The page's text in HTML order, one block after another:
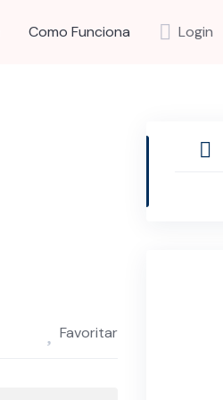
Como Funciona Login
Favoritar